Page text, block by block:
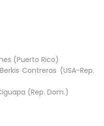
(Puerto Rico)
Contreras (USA-Rep.
(Rep. Dom.)